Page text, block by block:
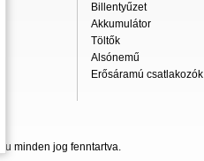
Billentyűzet
Akkumulátor
Töltők
Alsónemű
Erősáramú csatlakozók
minden jog fenntartva.